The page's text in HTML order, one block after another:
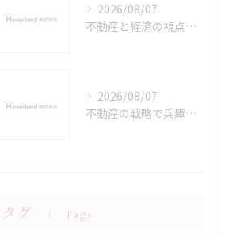
2026/08/07
不動産と経済の視点で見る兵庫県神戸市の資産価値が守られるエリア選び
2026/08/07
不動産の戦略で兵庫県神戸市の資産価値と住環境を徹底分析
タグ Tags